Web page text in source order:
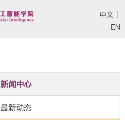
中文
EN
新闻中心
最新动态